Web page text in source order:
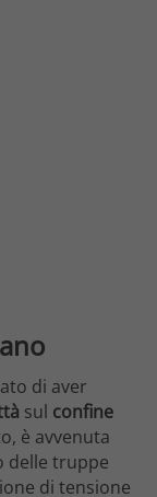
di aver
sul confine
è avvenuta
delle truppe
di tensione